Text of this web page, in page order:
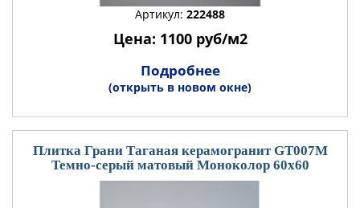
Артикул: 222488
Цена: 1100 руб/м2
Подробнее
(открыть в новом окне)
Плитка Грани Таганая керамогранит GT007М
Темно-серый матовый Моноколор 60x60